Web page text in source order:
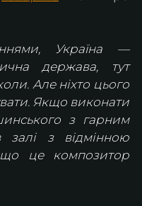
Україна —
держава, тут
Але ніхто цього
Якщо виконати
з гарним
з відмінною
що це композитор